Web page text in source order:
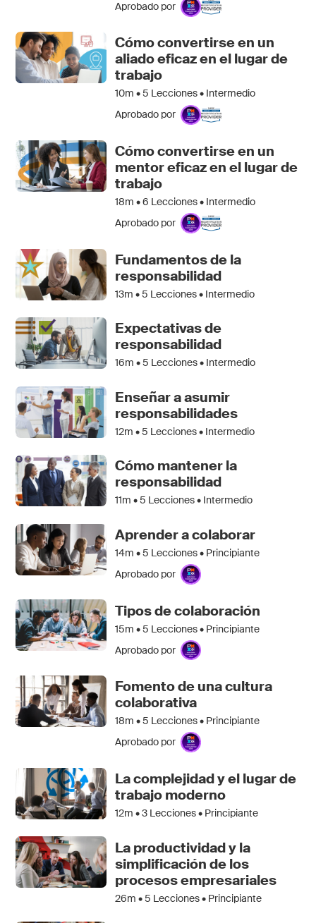
Aprobado por
Cómo convertirse en un
aliado eficaz en el lugar de
trabajo
10m •5 Lecciones • Intermedio
Aprobado por
Cómo convertirse en un
mentor eficaz en el lugar de
trabajo
18m •6 Lecciones • Intermedio
Aprobado por
Fundamentos de la
responsabilidad
13m •5 Lecciones • Intermedio
Expectativas de
responsabilidad
16m •5 Lecciones • Intermedio
Enseñar a asumir
responsabilidades
12m •5 Lecciones • Intermedio
Cómo mantener la
responsabilidad
11m •5 Lecciones • Intermedio
Aprender a colaborar
14m •5 Lecciones • Principiante
Aprobado por
Tipos de colaboración
15m •5 Lecciones • Principiante
Aprobado por
Fomento de una cultura
colaborativa
18m •5 Lecciones • Principiante
Aprobado por
La complejidad y el lugar de
trabajo moderno
12m •3 Lecciones • Principiante
La productividad y la
simplificación de los
procesos empresariales
26m •5 Lecciones • Principiante